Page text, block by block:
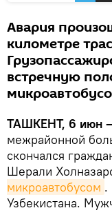
Авария
километре
встречную
ТАШКЕНТ, 6 июн
межрайонной
скончался
Шерали
микроавтобусом .
Узбекистана.